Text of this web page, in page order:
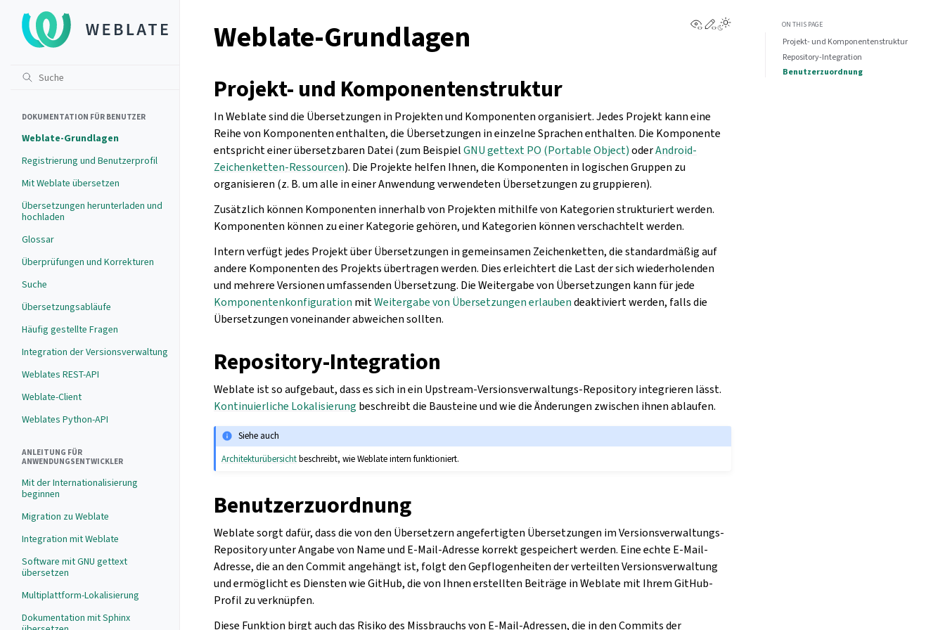
DOKUMENTATION FÜR BENUTZER
Weblate-Grundlagen
Registrierung und Benutzerprofil
Mit Weblate übersetzen
Übersetzungen herunterladen und
hochladen
Glossar
Überprüfungen und Korrekturen
Suche
Übersetzungsabläufe
Häufig gestellte Fragen
Integration der Versionsverwaltung
Weblates REST-API
Weblate-Client
Weblates Python-API
ANLEITUNG FÜR
ANWENDUNGSENTWICKLER
Mit der Internationalisierung
beginnen
Migration zu Weblate
Integration mit Weblate
Software mit GNU gettext
übersetzen
Multiplattform-Lokalisierung
Dokumentation mit Sphinx
View this page
Edit this page
Weblate-Grundlagen
Projekt- und Komponentenstruktur
In Weblate sind die Übersetzungen in Projekten und Komponenten organisiert. Jedes Projekt kann eine
Reihe von Komponenten enthalten, die Übersetzungen in einzelne Sprachen enthalten. Die Komponente
entspricht einer übersetzbaren Datei (zum BeispielGNU gettext PO (Portable Object)oderAndroid-
Zeichenketten-Ressourcen). Die Projekte helfen Ihnen, die Komponenten in logischen Gruppen zu
organisieren (z. B. um alle in einer Anwendung verwendeten Übersetzungen zu gruppieren).
Zusätzlich können Komponenten innerhalb von Projekten mithilfe von Kategorien strukturiert werden.
Komponenten können zu einer Kategorie gehören, und Kategorien können verschachtelt werden.
Intern verfügt jedes Projekt über Übersetzungen in gemeinsamen Zeichenketten, die standardmäßig auf
andere Komponenten des Projekts übertragen werden. Dies erleichtert die Last der sich wiederholenden
und mehrere Versionen umfassenden Übersetzung. Die Weitergabe von Übersetzungen kann für jede
Komponentenkonfiguration mitWeitergabe von Übersetzungen erlaubendeaktiviert werden, falls die
Übersetzungen voneinander abweichen sollten.
Repository-Integration
Weblate ist so aufgebaut, dass es sich in ein Upstream-Versionsverwaltungs-Repository integrieren lässt.
Kontinuierliche Lokalisierung beschreibt die Bausteine und wie die Änderungen zwischen ihnen ablaufen.
Siehe auch
Architekturübersichtbeschreibt, wie Weblate intern funktioniert.
Benutzerzuordnung
Weblate sorgt dafür, dass die von den Übersetzern angefertigten Übersetzungen im Versionsverwaltungs-
Repository unter Angabe von Name und E-Mail-Adresse korrekt gespeichert werden. Eine echte E-Mail-
Adresse, die an den Commit angehängt ist, folgt den Gepflogenheiten der verteilten Versionsverwaltung
und ermöglicht es Diensten wie GitHub, die von Ihnen erstellten Beiträge in Weblate mit Ihrem GitHub-
Profil zu verknüpfen.
Diese Funktion birgt auch das Risiko des Missbrauchs von E-Mail-Adressen, die in den Commits der
ON THIS PAGE
Projekt- und Komponentenstruktur
Repository-Integration
Benutzerzuordnung